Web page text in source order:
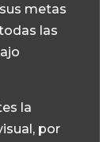
metas
las
la
por